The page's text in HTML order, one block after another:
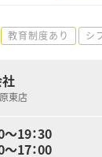
教育制度あり シ
東店
19：30
：00